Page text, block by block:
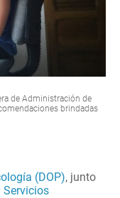
de Administración de
brindadas
(DOP), junto
Servicios